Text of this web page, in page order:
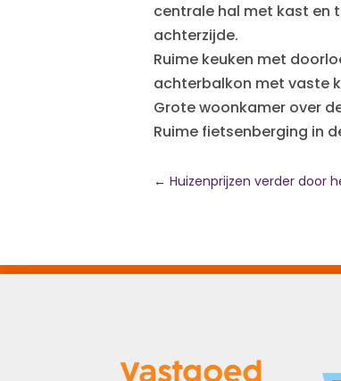
centrale hal met kast en
achterzijde.
Ruime keuken met
achterbalkon met vaste
Grote woonkamer over
Ruime fietsenberging in
← Huizenprijzen verder door